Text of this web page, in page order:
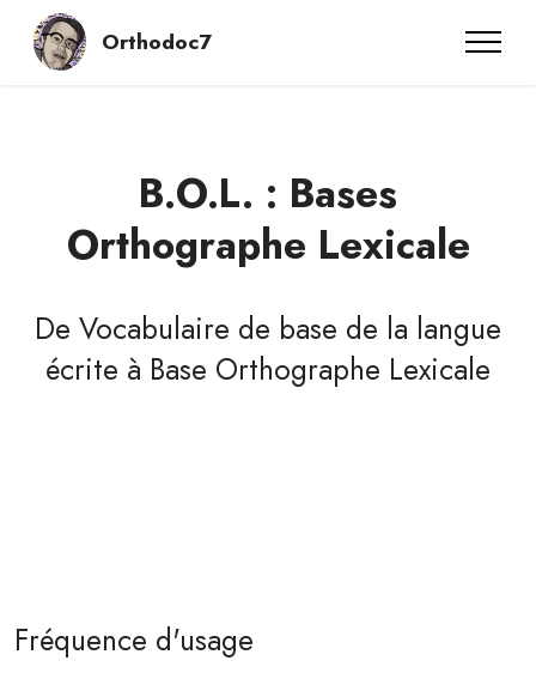
Orthodoc7
B.O.L. : Bases
Orthographe Lexicale
De Vocabulaire de base de la langue
écrite à Base Orthographe Lexicale
Fréquence d'usage